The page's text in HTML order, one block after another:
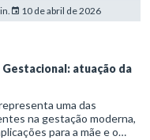
10 de abril de 2026
atuação da
uma das
na gestação moderna,
para a mãe e o